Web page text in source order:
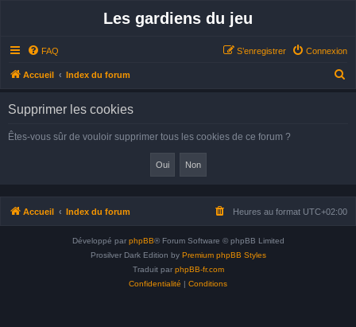
Les gardiens du jeu
FAQ Connexion
S’enregistrer
Accueil Index du forum
e
Supprimer les cookies
Êtes-vous sûr de vouloir supprimer tous les cookies de ce forum ?
Accueil Index du forum Heures au format UTC+02:00
Développé par phpBB® Forum Software © phpBB Limited
Prosilver Dark Edition by Premium phpBB Styles
Traduit par phpBB-fr.com
Confidentialité | Conditions